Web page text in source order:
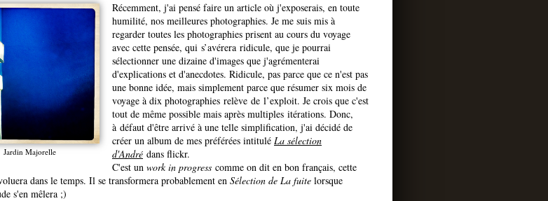
Jardin Majorelle
Récemment, j'ai pensé faire un article où j'exposerais, en toute
humilité, nos meilleures photographies. Je me suis mis à
regarder toutes les photographies prisent au cours du voyage
avec cette pensée, qui s’avérera ridicule, que je pourrai
sélectionner une dizaine d'images que j'agrémenterai
d'explications et d'anecdotes. Ridicule, pas parce que ce n'est pas
une bonne idée, mais simplement parce que résumer six mois de
voyage à dix photographies relève de l’exploit. Je crois que c'est
tout de même possible mais après multiples itérations. Donc,
à défaut d'être arrivé à une telle simplification, j'ai décidé de
créer un album de mes préférées intitulé La sélection
d'André dans flickr.
C'est un work in progress comme on dit en bon français, cette
dans le temps. Il se transformera probablement en Sélection de La fuite lorsque
s'en mêlera ;)